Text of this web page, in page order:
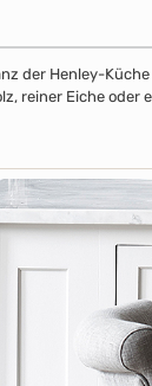
der Henley-
reiner Eiche